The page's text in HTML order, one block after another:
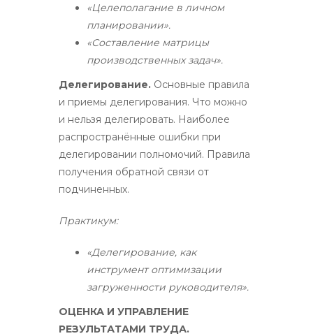
«Целеполагание в личном
планировании».
«Составление матрицы
производственных задач».
Делегирование. Основные правила
и приемы делегирования. Что можно
и нельзя делегировать. Наиболее
распространённые ошибки при
делегировании полномочий. Правила
получения обратной связи от
подчиненных.
Практикум:
«Делегирование, как
инструмент оптимизации
загруженности руководителя».
ОЦЕНКА И УПРАВЛЕНИЕ
РЕЗУЛЬТАТАМИ ТРУДА.